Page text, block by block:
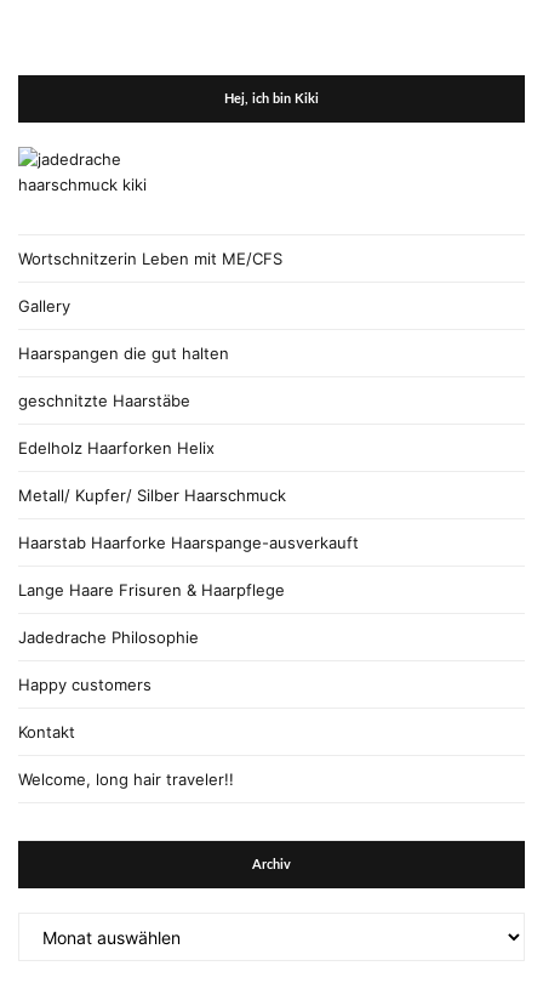
Hej, ich bin Kiki
Wortschnitzerin Leben mit ME/CFS
Gallery
Haarspangen die gut halten
geschnitzte Haarstäbe
Edelholz Haarforken Helix
Metall/ Kupfer/ Silber Haarschmuck
Haarstab Haarforke Haarspange-ausverkauft
Lange Haare Frisuren & Haarpflege
Jadedrache Philosophie
Happy customers
Kontakt
Welcome, long hair traveler!!
Archiv